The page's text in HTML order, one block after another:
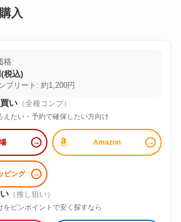
入
格:
税込)
プリート: 約1,200円
い（全種コンプ）
えたい・予約で確保したい方向け
Amazon
ピング
（推し狙い）
をピンポイントで安く探すなら